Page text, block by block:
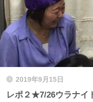
2019年9月15日
レポ２★7/26ウラナイ